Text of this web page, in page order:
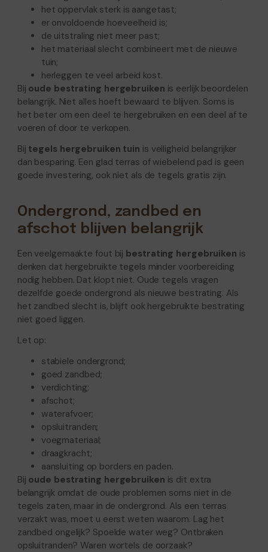
het oppervlak sterk is aangetast;
er onvoldoende hoeveelheid is;
de uitstraling niet meer past;
het materiaal slecht combineert met de nieuwe
tuin;
herleggen te veel arbeid kost.
Bij oude bestrating hergebruiken is eerlijk beoordelen
belangrijk. Niet alles hoeft bewaard te blijven. Soms is
het beter om een deel te hergebruiken en een deel af te
voeren of door te verkopen.
Bij tegels hergebruiken tuin is veiligheid belangrijker
dan besparing. Een glad terras of wiebelend pad is geen
goede investering, ook niet als de tegels gratis zijn.
Ondergrond, zandbed en
afschot blijven belangrijk
Een veelgemaakte fout bij bestrating hergebruiken is
denken dat hergebruikte tegels minder voorbereiding
nodig hebben. Dat klopt niet. Oude tegels vragen
dezelfde goede ondergrond als nieuwe bestrating. Als
het zandbed slecht is, blijft ook hergebruikte bestrating
niet goed liggen.
Let op:
stabiele ondergrond;
goed zandbed;
verdichting;
afschot;
waterafvoer;
opsluitranden;
voegmateriaal;
draagkracht;
aansluiting op borders en paden.
Bij oude bestrating hergebruiken is dit extra
belangrijk omdat de oude problemen soms niet in de
tegels zaten, maar in de ondergrond. Als een terras
verzakt was, moet u eerst weten waarom. Lag het
zandbed ongelijk? Spoelde water weg? Ontbraken
opsluitranden? Waren wortels de oorzaak?